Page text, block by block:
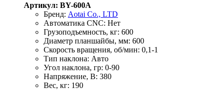
Артикул: BY-600A
Бренд: Aotai Co., LTD
Автоматика CNC: Нет
Грузоподъемность, кг: 600
Диаметр планшайбы, мм: 600
Скорость вращения, об/мин: 0,1-1
Тип наклона: Авто
Угол наклона, гр: 0-90
Напряжение, В: 380
Вес, кг: 190